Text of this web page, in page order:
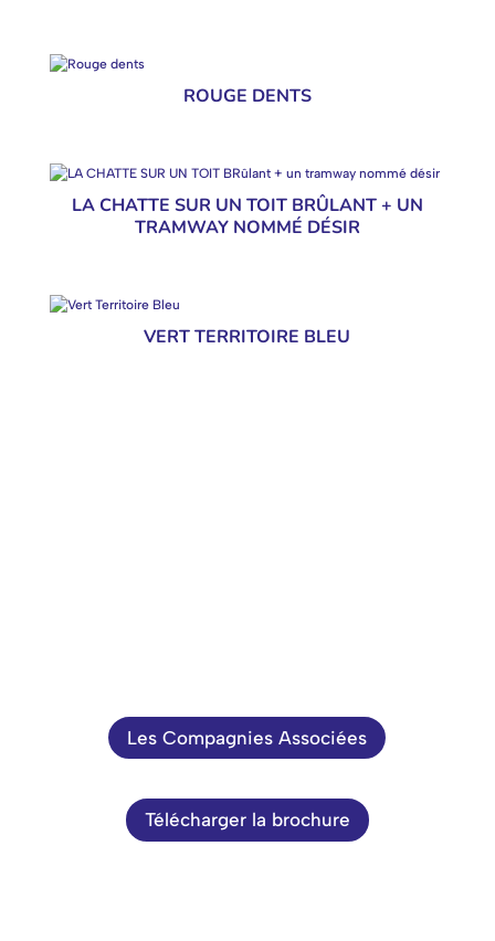
ROUGE DENTS
LA CHATTE SUR UN TOIT BRÛLANT + UN
TRAMWAY NOMMÉ DÉSIR
VERT TERRITOIRE BLEU
Les Compagnies Associées
Télécharger la brochure